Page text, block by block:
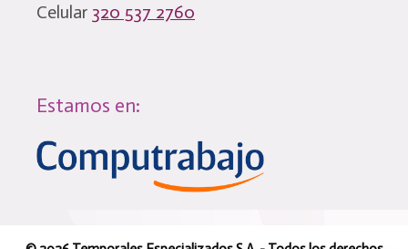
Celular 320 537 2760
Estamos en: